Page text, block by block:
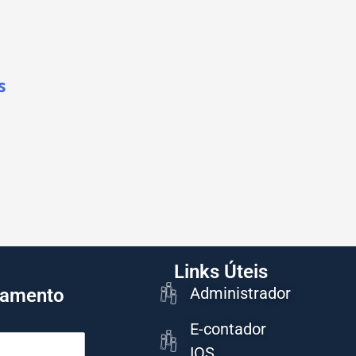
Links Úteis
Administrador
E-contador